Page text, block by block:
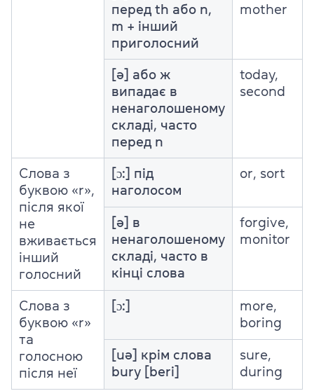
перед th або n,
m + інший
приголосний
mother
[ə] або ж
випадає в
ненаголошеному
складі, часто
перед n
today,
second
Слова з
буквою «r»,
після якої
не
вживається
інший
голосний
[ɔ:] під
наголосом
or, sort
[ə] в
ненаголошеному
складі, часто в
кінці слова
forgive,
monitor
Слова з
буквою «r»
та
голосною
після неї
[ɔ:]
more,
boring
[uə] крім слова
bury [beri]
sure,
during